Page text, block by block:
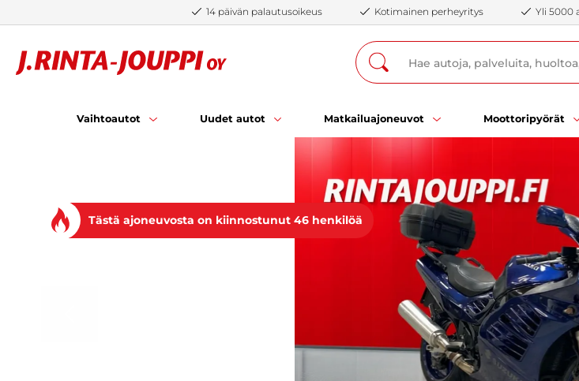
14 päivän palautusoikeus Kotimainen perheyritys Yli 5000
Vaihtoautot Uudet autot Matkailuajoneuvot Moottoripyörät
Tästä ajoneuvosta on kiinnostunut 46 henkilöä